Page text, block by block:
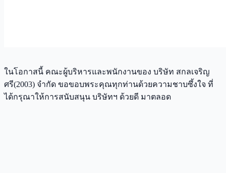
ในโอกาสนี้ คณะผู้บริหารและพนักงานของ บริษัท สกลเจริญ
ศรี(2003) จำกัด ขอขอบพระคุณทุกท่านด้วยความชาบซึ้งใจ ที่
ได้กรุณาให้การสนับสนุน บริษัทฯ ด้วยดี มาตลอด